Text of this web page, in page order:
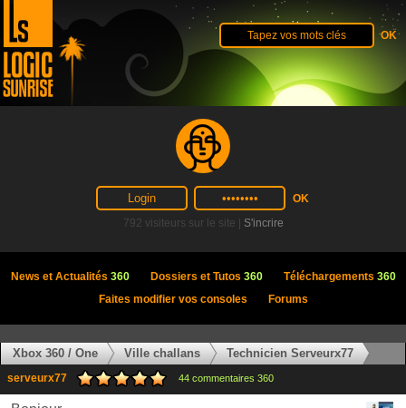
792 visiteurs sur le site | S'incrire
News et Actualités 360 Dossiers et Tutos 360 Téléchargements 360
Faites modifier vos consoles
Forums
Xbox 360 / One Ville challans Technicien Serveurx77
serveurx77 44 commentaires 360